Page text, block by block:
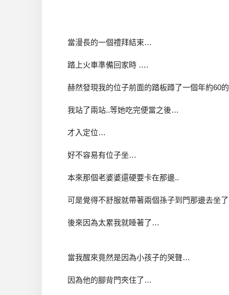
當漫長的一個禮拜結束…
踏上火車準備回家時 ….
赫然發現我的位子前面的踏板蹲了一個年約60
我站了兩站..等她吃完便當之後…
才入定位…
好不容易有位子坐…
本來那個老婆婆還硬要卡在那邊..
可是覺得不舒服就帶著兩個孫子到門那邊去坐
後來因為太累我就睡著了…
當我醒來竟然是因為小孩子的哭聲…
因為他的腳背門夾住了…